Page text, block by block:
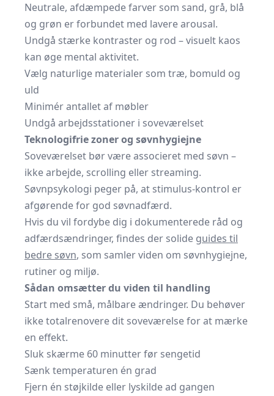
Neutrale, afdæmpede farver som sand, grå, blå
og grøn er forbundet med lavere arousal.
Undgå stærke kontraster og rod – visuelt kaos
kan øge mental aktivitet.
Vælg naturlige materialer som træ, bomuld og
uld
Minimér antallet af møbler
Undgå arbejdsstationer i soveværelset
Teknologifrie zoner og søvnhygiejne
Soveværelset bør være associeret med søvn –
ikke arbejde, scrolling eller streaming.
Søvnpsykologi peger på, at stimulus-kontrol er
afgørende for god søvnadfærd.
Hvis du vil fordybe dig i dokumenterede råd og
adfærdsændringer, findes der solide guides til
bedre søvn, som samler viden om søvnhygiejne,
rutiner og miljø.
Sådan omsætter du viden til handling
Start med små, målbare ændringer. Du behøver
ikke totalrenovere dit soveværelse for at mærke
en effekt.
Sluk skærme 60 minutter før sengetid
Sænk temperaturen én grad
Fjern én støjkilde eller lyskilde ad gangen